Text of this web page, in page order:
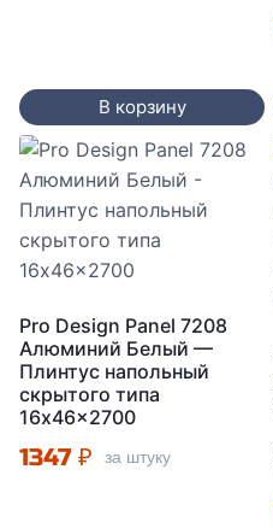
В корзину
Pro Design Panel 7208
Алюминий Белый —
Плинтус напольный
скрытого типа
16x46x2700
1347 ₽ за штуку